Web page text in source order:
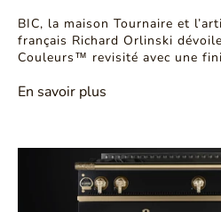
BIC, la maison Tournaire et
français Richard Orlinski
Couleurs™ revisité avec une
En savoir plus